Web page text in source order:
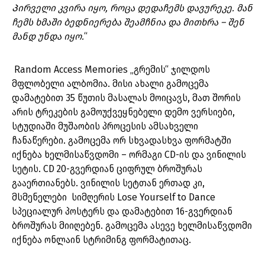
Პირველი კვირა იყო, როცა დედაჩემს დავურეკე. მან
ჩემს ხმაში ბედნიერება შეამჩნია და მითხრა – შენ
მანდ უნდა იყო.“
Random Access Memories „გრემის“ ჯილდოს
მფლობელი ალბომია. მისი ახალი გამოცემა
დამატებით 35 წუთის მასალას მოიცავს, მათ შორის
არის ტრეკების გამოუქვეყნებელი დემო ვერსიები,
სტუდიაში მუშაობის პროცესის ამსახველი
ჩანაწერები. გამოცემა ორ სხვადასხვა ფორმატში
იქნება ხელმისაწვდომი – ორმაგი CD-ის და ვინილის
სეტის. CD 20-გვერდიან ციფრულ ბროშურას
გააერთიანებს. ვინილის სეტთან ერთად კი,
მსმენელები სიმღერის Lose Yourself to Dance
სპეციალურ პოსტერს და დამატებით 16-გვერდიან
ბროშურას მიიღებენ. გამოცემა ასევე ხელმისაწვდომი
იქნება ონლაინ სტრიმინგ ფორმატითაც.